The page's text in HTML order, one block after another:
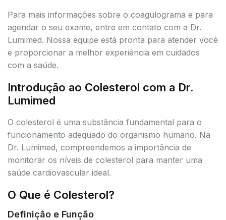
Para mais informações sobre o coagulograma e para
agendar o seu exame, entre em contato com a Dr.
Lumimed. Nossa equipe está pronta para atender você
e proporcionar a melhor experiência em cuidados
com a saúde.
Introdução ao Colesterol com a Dr.
Lumimed
O colesterol é uma substância fundamental para o
funcionamento adequado do organismo humano. Na
Dr. Lumimed, compreendemos a importância de
monitorar os níveis de colesterol para manter uma
saúde cardiovascular ideal.
O Que é Colesterol?
Definição e Função